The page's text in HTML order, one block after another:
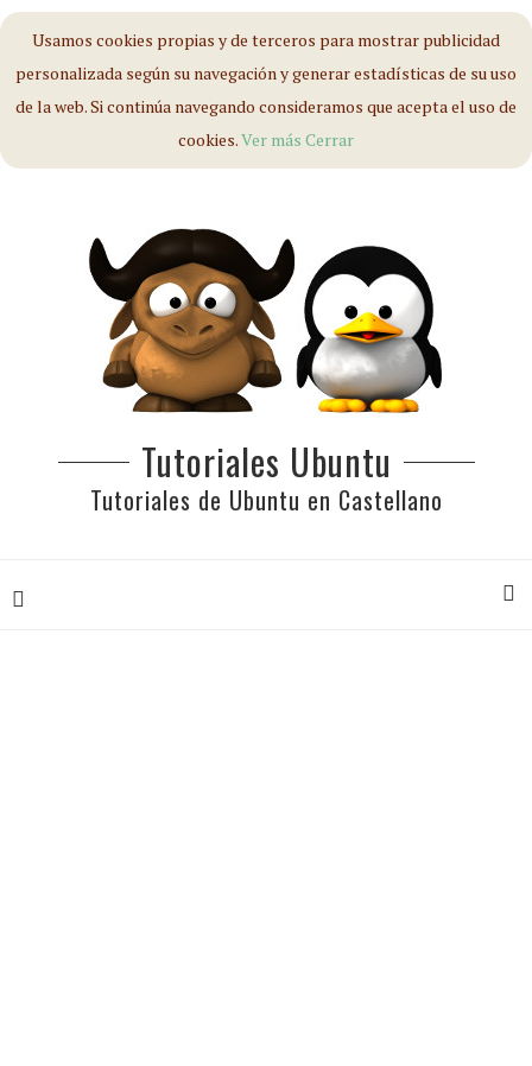
Usamos cookies propias y de terceros para mostrar publicidad
personalizada según su navegación y generar estadísticas de su uso
de la web. Si continúa navegando consideramos que acepta el uso de
cookies.Ver más Cerrar
Tutoriales Ubuntu
Tutoriales de Ubuntu en Castellano